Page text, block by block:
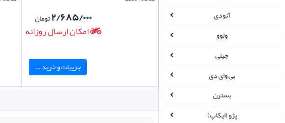
آئودی
ولوو
جیلی
بی وای دی
بسترن
پژو (ایکاپ)
۲/۶۸۵/۰۰۰تومان
امکان ارسال روزانه
جزییات و خرید ...